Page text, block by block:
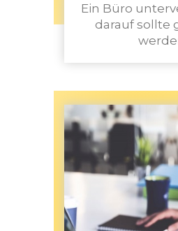
Ein Büro
darauf sollte